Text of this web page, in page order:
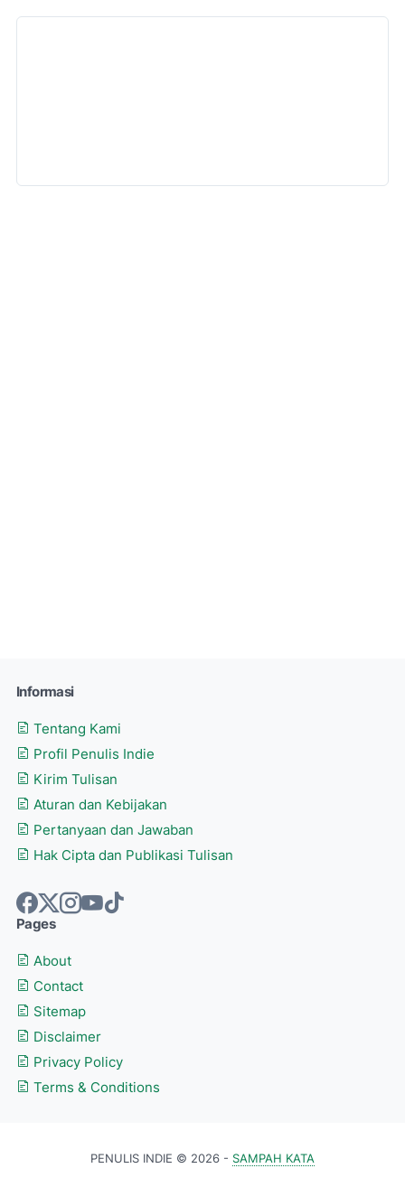
Informasi
Tentang Kami
Profil Penulis Indie
Kirim Tulisan
Aturan dan Kebijakan
Pertanyaan dan Jawaban
Hak Cipta dan Publikasi Tulisan
Pages
About
Contact
Sitemap
Disclaimer
Privacy Policy
Terms & Conditions
PENULIS INDIE © 2026 - SAMPAH KATA